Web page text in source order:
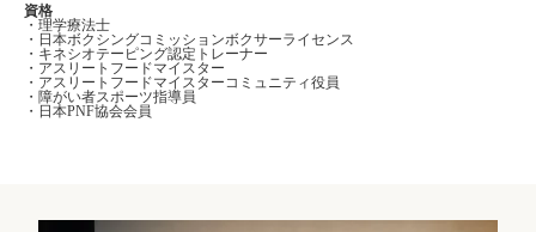
資格
・理学療法士
・日本ボクシングコミッションボクサーライセンス
・キネシオテーピング認定トレーナー
・アスリートフードマイスター
・アスリートフードマイスターコミュニティ役員
・障がい者スポーツ指導員
・日本PNF協会会員